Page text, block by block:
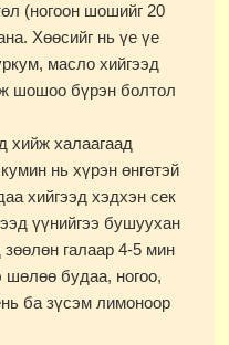
(ногоон шошийг 20
Хөөсийг нь үе үе
масло хийгээд
шошоо бүрэн болтол
хийж халаагаад
нь хүрэн өнгөтэй
хийгээд хэдхэн сек
үүнийгээ бушуухан
галаар 4-5 мин
будаа, ногоо,
ба зүсэм лимоноор